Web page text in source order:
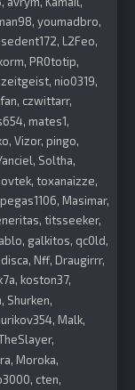
youmadbro
L2Feo
PR0totip
zeitgeist nio0319
czwittarr
mates1
Vizor pingo
Soltha
toxanaizze
pegas1106 Masimar
titsseeker
galkitos qc0ld
Nff Draugirrr
koston37
Shurken
Malk
Moroka
cten